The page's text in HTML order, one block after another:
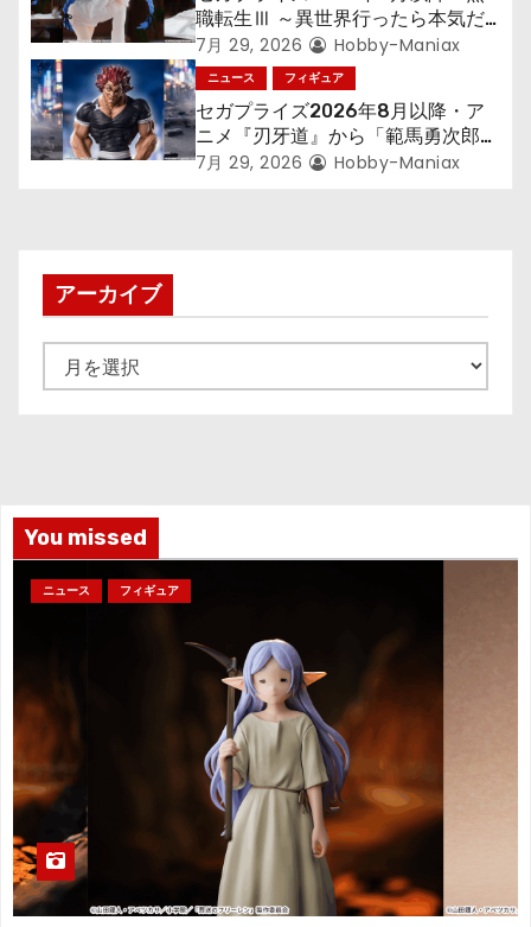
職転生Ⅲ ～異世界行ったら本気だ
す～』から「ロキシー」のフィギュ
アが登場！
7月 29, 2026 Hobby-Maniax
ニュース フィギュア
セガプライズ2026年8月以降・ア
ニメ『刃牙道』から「範馬勇次郎」
が登場ッッ!!
7月 29, 2026 Hobby-Maniax
アーカイブ
ー
You missed
ニュース フィギュア